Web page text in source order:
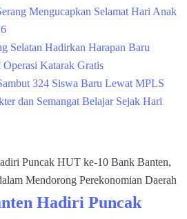
Mengucapkan Selamat Hari Anak
Selatan Hadirkan Harapan Baru
Katarak Gratis
324 Siswa Baru Lewat MPLS
dan Semangat Belajar Sejak Hari
Hadiri Puncak